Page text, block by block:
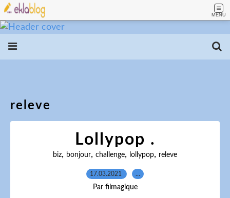
MENU
releve
Lollypop .
biz, bonjour, challenge, lollypop, releve
17.03.2021 …
Par filmagique